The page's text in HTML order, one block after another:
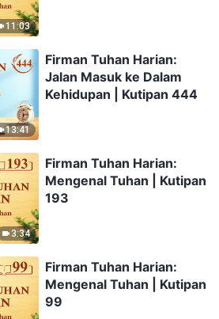
11:03
13:41
Firman Tuhan Harian:
Jalan Masuk ke Dalam
Kehidupan | Kutipan 444
3:34
Firman Tuhan Harian:
Mengenal Tuhan | Kutipan
193
Firman Tuhan Harian:
Mengenal Tuhan | Kutipan
99